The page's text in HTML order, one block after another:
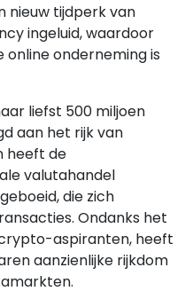
nieuw tijdperk van
ingeluid, waardoor
onderneming is
liefst 500 miljoen
aan het rijk van
heeft de
valutahandel
die zich
Ondanks het
aspiranten, heeft
aanzienlijke rijkdom